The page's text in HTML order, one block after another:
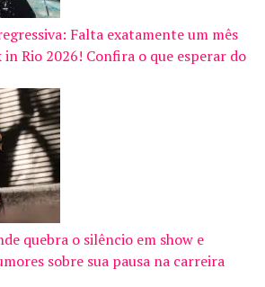
Falta exatamente um mês
in Rio 2026! Confira o que esperar do
quebra o silêncio em show e
sobre sua pausa na carreira